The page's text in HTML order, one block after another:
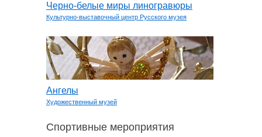
Черно-белые миры линогравюры
Культурно-выставочный центр Русского музея
Ангелы
Художественный музей
Спортивные мероприятия